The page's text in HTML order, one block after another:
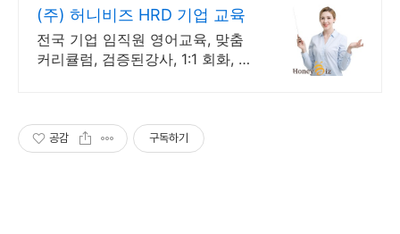
(주) 허니비즈 HRD 기업 교육
전국 기업 임직원 영어교육, 맞춤
커리큘럼, 검증된강사, 1:1 회화, 그
공감 구독하기